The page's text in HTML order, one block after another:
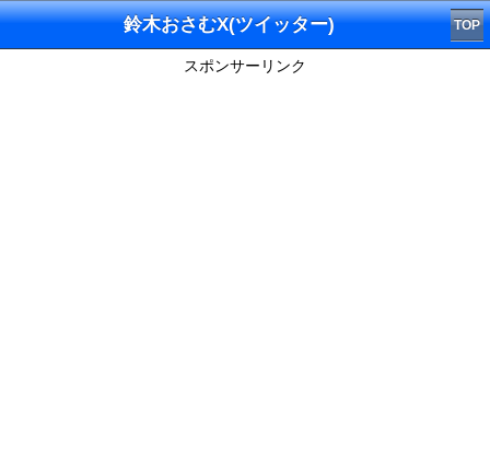
鈴木おさむX(ツイッター) TOP
スポンサーリンク